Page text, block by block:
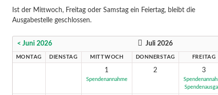
Ist der Mittwoch, Freitag oder Samstag ein Feiertag, bleibt die
Ausgabestelle geschlossen.
< Juni 2026 Juli 2026
MONTAG DIENSTAG MITTWOCH DONNERSTAG FREITAG
1
Spendenannahme
2 3